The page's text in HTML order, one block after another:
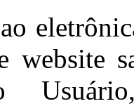
website